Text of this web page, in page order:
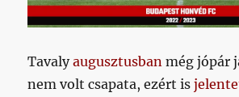
Tavalyaugusztusban még jópár
nem volt csapata, ezért is